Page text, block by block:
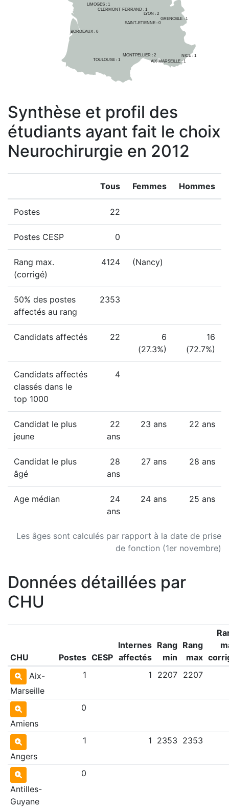
AIX-MARSEILLE : 1
BORDEAUX : 0
CLERMONT-FERRAND : 1
GRENOBLE : 1
LIMOGES : 1
LYON : 2
MONTPELLIER : 2 NICE : 1
SAINT-ETIENNE : 0
TOULOUSE : 1
Synthèse et profil des
étudiants ayant fait le choix
Neurochirurgie en 2012
Les âges sont calculés par rapport à la date de prise
de fonction (1er novembre)
Tous Femmes Hommes
Postes 22
Postes CESP 0
Rang max.
(corrigé)
4124 (Nancy)
50% des postes
affectés au rang
2353
Candidats affectés 22
6
(27.3%)
16
(72.7%)
Candidats affectés
classés dans le
top 1000
4
Candidat le plus
jeune
22
ans
23 ans 22 ans
Candidat le plus
âgé
28
ans
27 ans 28 ans
Age médian
24
ans
24 ans 25 ans
Données détaillées par
CHU
CHU Postes CESP
Internes
affectés
Rang
min
Rang
max
Aix-
Marseille
1 1 2207 2207
Amiens
0
Angers
1 1 2353 2353
Antilles-
Guyane
0